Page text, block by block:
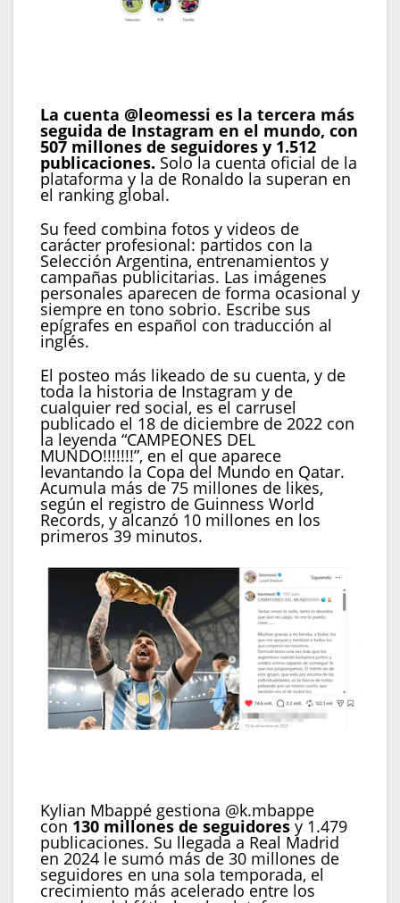
La cuenta @leomessi es la tercera más
seguida de Instagram en el mundo, con
507 millones de seguidores y 1.512
publicaciones. Solo la cuenta oficial de la
plataforma y la de Ronaldo la superan en
el ranking global.
Su feed combina fotos y videos de
carácter profesional: partidos con la
Selección Argentina, entrenamientos y
campañas publicitarias. Las imágenes
personales aparecen de forma ocasional y
siempre en tono sobrio. Escribe sus
epígrafes en español con traducción al
inglés.
El posteo más likeado de su cuenta, y de
toda la historia de Instagram y de
cualquier red social, es el carrusel
publicado el 18 de diciembre de 2022 con
la leyenda “CAMPEONES DEL
MUNDO!!!!!!!”, en el que aparece
levantando la Copa del Mundo en Qatar.
Acumula más de 75 millones de likes,
según el registro de Guinness World
Records, y alcanzó 10 millones en los
primeros 39 minutos.
Kylian Mbappé gestiona @k.mbappe
con 130 millones de seguidores y 1.479
publicaciones. Su llegada a Real Madrid
en 2024 le sumó más de 30 millones de
seguidores en una sola temporada, el
crecimiento más acelerado entre los